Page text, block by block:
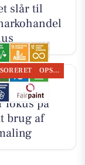
slår til
OPSLAGSTAVLEN
ApS
fokus på
brug af